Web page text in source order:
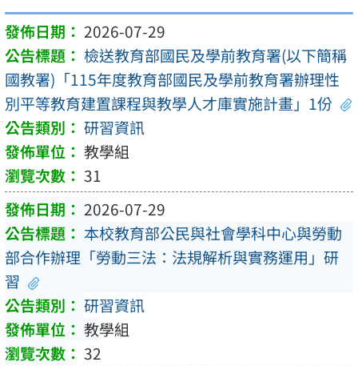
2026-07-29
檢送教育部國民及學前教育署(以下簡稱
國教署)「115年度教育部國民及學前教育署辦理性
別平等教育建置課程與教學人才庫實施計畫」1份
研習資訊
教學組
31
2026-07-29
本校教育部公民與社會學科中心與勞動
部合作辦理「勞動三法：法規解析與實務運用」研
習
研習資訊
教學組
32